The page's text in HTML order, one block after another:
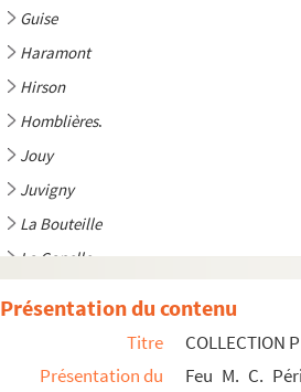
Guise
Haramont
Hirson
Homblières.
Jouy
Juvigny
La Bouteille
La Capelle
Présentation du contenu
Titre
COLLECTION
Présentation du
Feu M. C.